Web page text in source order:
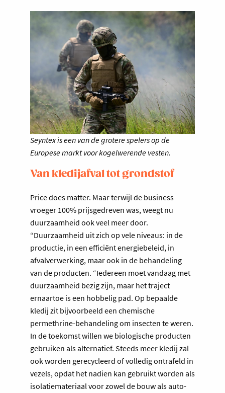
Seyntex is een van de grotere spelers op de
Europese markt voor kogelwerende vesten.
Van kledijafval tot grondstof
Price does matter. Maar terwijl de business
vroeger 100% prijsgedreven was, weegt nu
duurzaamheid ook veel meer door.
“Duurzaamheid uit zich op vele niveaus: in de
productie, in een efficiënt energiebeleid, in
afvalverwerking, maar ook in de behandeling
van de producten. “Iedereen moet vandaag met
duurzaamheid bezig zijn, maar het traject
ernaartoe is een hobbelig pad. Op bepaalde
kledij zit bijvoorbeeld een chemische
permethrine-behandeling om insecten te weren.
In de toekomst willen we biologische producten
gebruiken als alternatief. Steeds meer kledij zal
ook worden gerecycleerd of volledig ontrafeld in
vezels, opdat het nadien kan gebruikt worden als
isolatiemateriaal voor zowel de bouw als auto-